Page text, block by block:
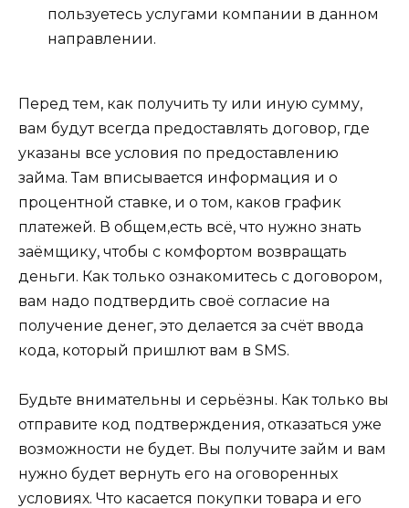
пользуетесь услугами компании в данном
направлении.
Перед тем, как получить ту или иную сумму,
вам будут всегда предоставлять договор, где
указаны все условия по предоставлению
займа. Там вписывается информация и о
процентной ставке, и о том, каков график
платежей. В общем,есть всё, что нужно знать
заёмщику, чтобы с комфортом возвращать
деньги. Как только ознакомитесь с договором,
вам надо подтвердить своё согласие на
получение денег, это делается за счёт ввода
кода, который пришлют вам в SMS.
Будьте внимательны и серьёзны. Как только вы
отправите код подтверждения, отказаться уже
возможности не будет. Вы получите займ и вам
нужно будет вернуть его на оговоренных
условиях. Что касается покупки товара и его